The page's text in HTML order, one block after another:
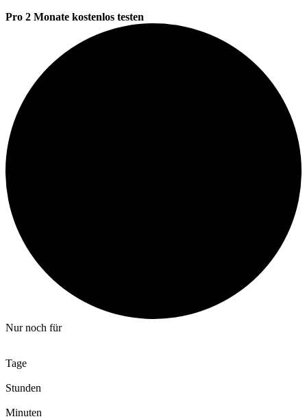
Pro 2 Monate kostenlos testen
Nur noch für
Tage
Stunden
Minuten